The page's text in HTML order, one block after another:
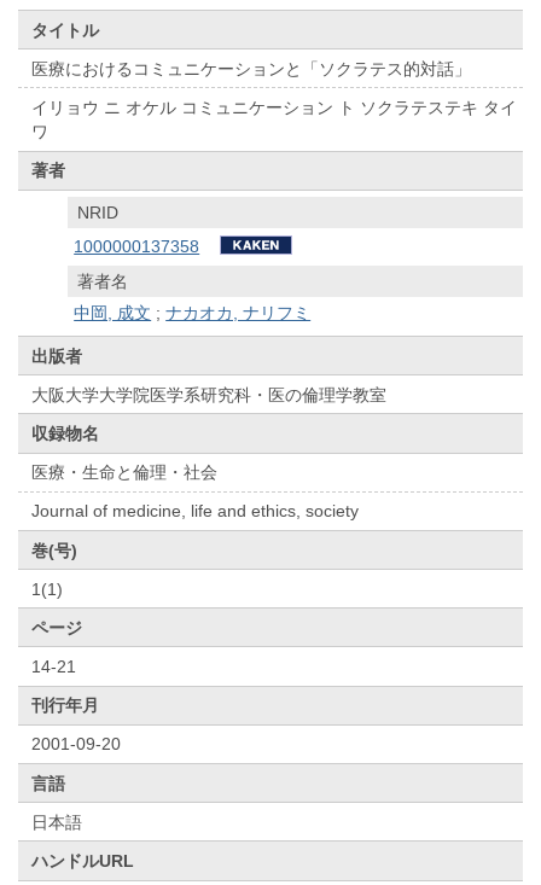
タイトル
医療におけるコミュニケーションと「ソクラテス的対話」
イリョウ ニ オケル コミュニケーション ト ソクラテステキ タイ
ワ
著者
NRID
1000000137358
著者名
中岡, 成文 ;ナカオカ, ナリフミ
出版者
大阪大学大学院医学系研究科・医の倫理学教室
収録物名
医療・生命と倫理・社会
Journal of medicine, life and ethics, society
巻(号)
1(1)
ページ
14-21
刊行年月
2001-09-20
言語
日本語
ハンドルURL